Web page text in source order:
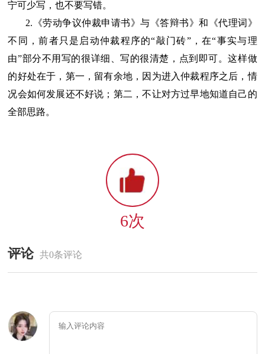
宁可少写，也不要写错。
2.《劳动争议仲裁申请书》与《答辩书》和《代理词》
不同，前者只是启动仲裁程序的“敲门砖”，在“事实与理
由”部分不用写的很详细、写的很清楚，点到即可。这样做
的好处在于，第一，留有余地，因为进入仲裁程序之后，情
况会如何发展还不好说；第二，不让对方过早地知道自己的
全部思路。
6次
评论 共0条评论